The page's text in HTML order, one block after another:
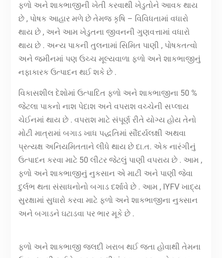
ફળો અને શાકભાજીની ખેતી કરવાથી ખેડુતોને આવક થાય
છે , પોષક આહાર મળે છે તેમજ કૃષિ – વિવિધતામાં વધારો
થાય છે , અને આમ ખેડુતના જીવનની ગુણવત્તામાં વધારો
થાય છે . અન્ય પાકની તુલનામાં સિમિત પાણી , પોષકતત્વો
અને જમીનમાં પણ ઉચ્ચ મૂલ્યવાળા ફળો અને શાકભાજીનું
નફાકારક ઉત્પાદન થઈ શકે છે .
વિકાસશીલ દેશોમાં ઉત્પાદિત ફળો અને શાકભાજીના 50 %
જેટલા પાકનો નાશ પેદાશ અને વપરાશ વચ્ચેની સપ્લાય
ચેઈનમાં થાય છે . વપરાશ માટે સંપૂર્ણ રીતે યોગ્ય હોય તેનો
મોટી માત્રામાં બગાડ ખાધ પદ્ધતિમાં સૌંદર્યલક્ષી અથવા
પ્રત્યક્ષ અનિયમિતતાને લીધે થાય છે દા.ત. એક નારંગીનું
ઉત્પાદન કરવા માટે 50 લીટર જેટલું પાણી વપરાય છે . આમ ,
ફળો અને શાકભાજીનું નુકસાન એ માટી અને પાણી જેવા
દુર્લભ થતા સંસાધનોનો બગાડ દર્શાવે છે . આમ , IYFV ખાદ્ય
સુરક્ષામાં સુધારો કરવા માટે ફળો અને શાકભાજીના નુક્સાન
અને બગાડને ઘટાડવા પર ભાર મૂકે છે .
ફળો અને શાકભાજી જલદી ખરાબ થઈ જતા હોવાથી તેમના